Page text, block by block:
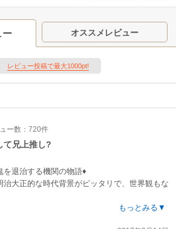
画監督:松島晃 / 脚本制作:ufotable / サブキャ
、梶山庸子、菊池美花 / プロップデザイン:小山
澤侑里 / 美術監修:衛藤功二 / 撮影監督:寺尾優一
計:大前祐子 / 編集:神野学 / 音楽:梶浦由記、椎
宝・アニプレックス
ない世界」 / 主題歌2:LiSA「残酷な夜に輝け」
滅の刃」無限城編 第一章 猗窩座再来」
プ コミックス」集英社刊）
ーデザイン・総作画監督:松島晃
「夢幻」
古編」
ー オススメレビュー
レビュー投稿で最大1000pt!
ー数：720件
て兄上推し?
を退治する機関の物語♦
大正的な時代背景がピッタリで、世界観もな
戦う少年少女、主人公の家族愛、ファンタジー
もっとみる▼